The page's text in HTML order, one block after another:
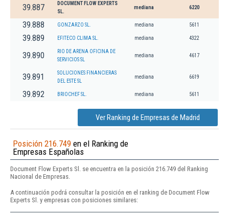
39.887
DOCUMENT FLOW EXPERTS
SL.
mediana 6220
39.888 GONZARZO SL. mediana 5611
39.889 EFITECO CLIMA SL. mediana 4322
39.890
RIO DE ARENA OFICINA DE
SERVICIOS SL
mediana 4617
39.891
SOLUCIONES FINANCIERAS
DEL ESTE SL
mediana 6619
39.892 BRIOCHEF SL. mediana 5611
Ver Ranking de Empresas de Madrid
Posición 216.749 en el Ranking de
Empresas Españolas
Document Flow Experts Sl. se encuentra en la posición 216.749 del Ranking
Nacional de Empresas.
A continuación podrá consultar la posición en el ranking de Document Flow
Experts Sl. y empresas con posiciones similares: